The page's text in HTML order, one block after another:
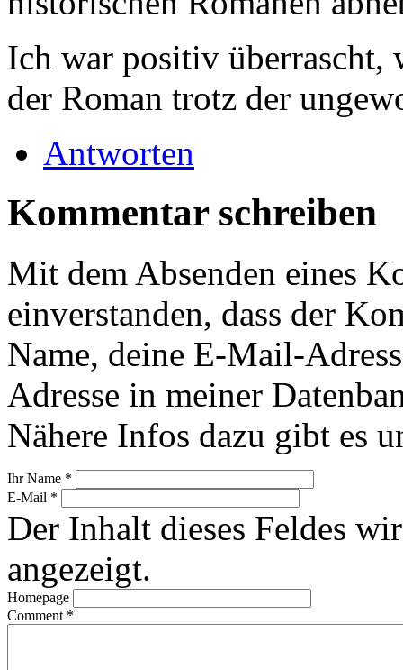
Ich war positiv überrascht,
der Roman trotz der
Antworten
Kommentar schreiben
Mit dem Absenden eines
einverstanden, dass der
Name, deine E-Mail-
Adresse in meiner
Nähere Infos dazu gibt es
Ihr Name *
E-Mail *
Der Inhalt dieses Feldes
angezeigt.
Homepage
Comment *